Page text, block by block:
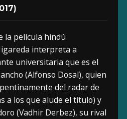
la película hindú
interpreta a
universitaria que es el
(Alfonso Dosal), quien
del radar de
a los que alude el título) y
(Vadhir Derbez), su rival